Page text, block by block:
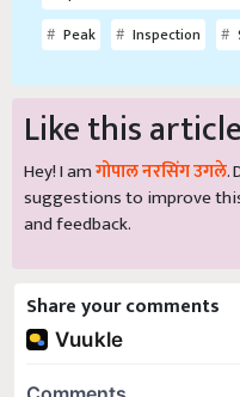
Peak
Inspection
Like this
Hey! I amगोपाल नरसिंग उगले.
suggestions to improve
and feedback.
Share your comments